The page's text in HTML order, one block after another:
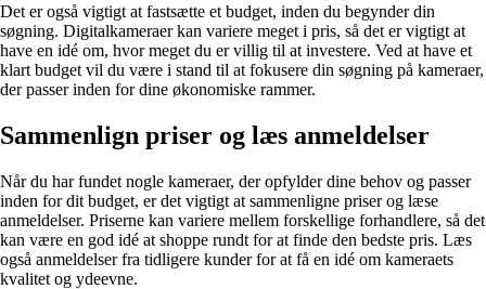
Det er også vigtigt at fastsætte et budget, inden du begynder din
søgning. Digitalkameraer kan variere meget i pris, så det er vigtigt at
have en idé om, hvor meget du er villig til at investere. Ved at have et
klart budget vil du være i stand til at fokusere din søgning på kameraer,
der passer inden for dine økonomiske rammer.
Sammenlign priser og læs anmeldelser
Når du har fundet nogle kameraer, der opfylder dine behov og passer
inden for dit budget, er det vigtigt at sammenligne priser og læse
anmeldelser. Priserne kan variere mellem forskellige forhandlere, så det
kan være en god idé at shoppe rundt for at finde den bedste pris. Læs
også anmeldelser fra tidligere kunder for at få en idé om kameraets
kvalitet og ydeevne.